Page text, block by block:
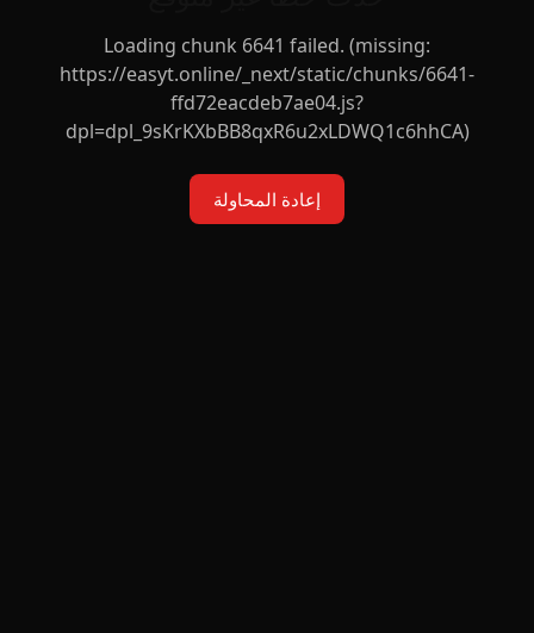
Loading chunk 6641 failed. (missing:
https://easyt.online/_next/static/chunks/6641-
ffd72eacdeb7ae04.js?
dpl=dpl_9sKrKXbBB8qxR6u2xLDWQ1c6hhCA)
إعادة المحاولة